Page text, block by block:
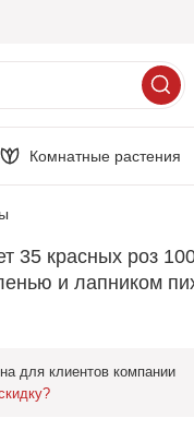
Комнатные растения
35 красных роз
и лапником
для клиентов компании